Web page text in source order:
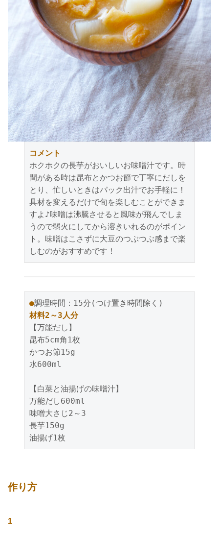
コメント
ホクホクの長芋がおいしいお味噌汁です。時
間がある時は昆布とかつお節で丁寧にだしを
とり、忙しいときはパック出汁でお手軽に！
具材を変えるだけで旬を楽しむことができま
すよ♪味噌は沸騰させると風味が飛んでしま
うので弱火にしてから溶きいれるのがポイン
ト。味噌はこさずに大豆のつぶつぶ感まで楽
しむのがおすすめです！
●調理時間：15分(つけ置き時間除く)
材料2～3人分
【万能だし】
昆布5cm角1枚
かつお節15g
水600ml
【白菜と油揚げの味噌汁】
万能だし600ml
味噌大さじ2～3
長芋150g
油揚げ1枚
作り方
1